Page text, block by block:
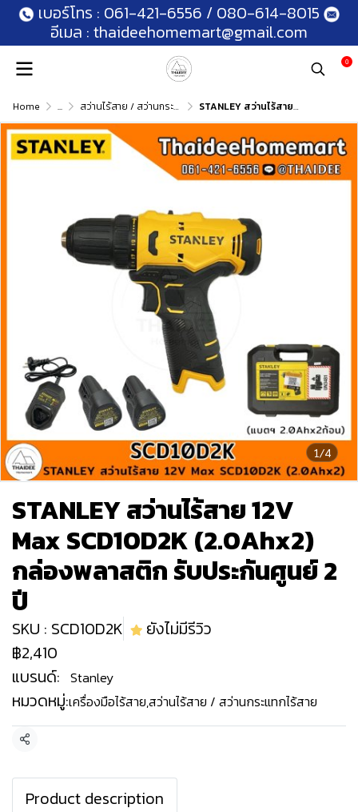
เบอร์โทร : 061-421-6556 / 080-614-8015
อีเมล : thaideehomemart@gmail.com
0
Home ... สว่านไร้สาย / สว่านกระแทกไร้สาย STANLEY สว่านไร้สาย 12V Max SCD10D2K (2.0Ahx2) กล่องพลาสติก รับประกันศูนย์ 2 ปี
1/4
STANLEY สว่านไร้สาย 12V
Max SCD10D2K (2.0Ahx2)
กล่องพลาสติก รับประกันศูนย์ 2
ปี
SKU : SCD10D2K
ยังไม่มีรีวิว
฿2,410
แบรนด์: Stanley
หมวดหมู่:เครื่องมือไร้สาย,สว่านไร้สาย / สว่านกระแทกไร้สาย
แชร์
Product description